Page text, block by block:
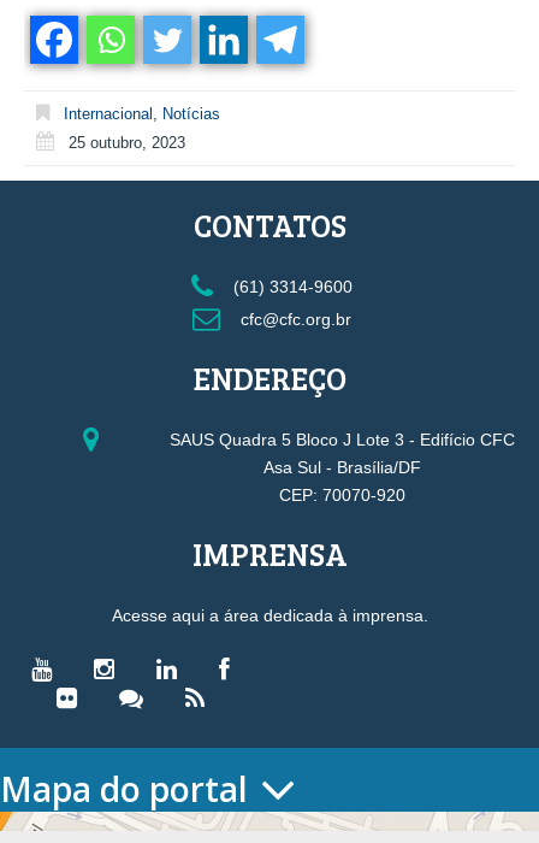
Internacional
Notícias
25 outubro, 2023
CONTATOS
(61) 3314-9600
cfc@cfc.org.br
ENDEREÇO
SAUS Quadra 5 Bloco J Lote 3 - Edifício CFC
Asa Sul - Brasília/DF
CEP: 70070-920
IMPRENSA
Acesse aqui a área dedicada à imprensa.
Mapa do portal
HOME